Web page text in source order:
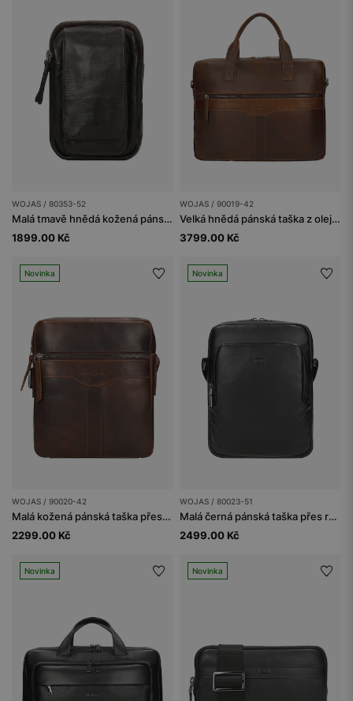
WOJAS / 80353-52
Malá tmavě hnědá kožená pánská taška
1899.00 Kč
WOJAS / 90019-42
Velká hnědá pánská taška z olejované kůže pull up
3799.00 Kč
Novinka
WOJAS / 90020-42
Malá kožená pánská taška přes rameno v hnědé barvě
2299.00 Kč
Novinka
WOJAS / 80023-51
Malá černá pánská taška přes rameno
2499.00 Kč
Novinka Novinka